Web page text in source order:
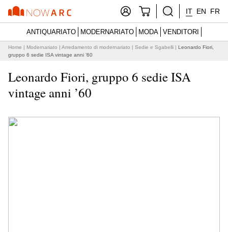
IT EN FR
ANTIQUARIATO MODERNARIATO MODA VENDITORI
Home | Modernariato | Arredamento di modernariato | Sedie e Sgabelli | Leonardo Fiori,
gruppo 6 sedie ISA vintage anni ’60
Leonardo Fiori, gruppo 6 sedie ISA
vintage anni ’60